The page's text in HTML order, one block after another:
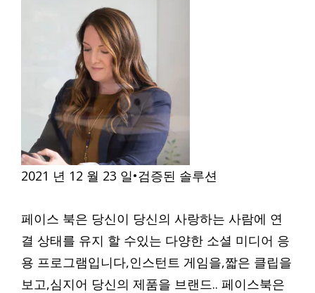
2021 년 12 월 23 일•검증된 솔루션
페이스 북은 당신이 당신의 사랑하는 사람에 연
결 상태를 유지 할 수있는 다양한 소셜 미디어 응
용 프로그램입니다,인스턴트 게임을,짧은 클립을
보고,심지어 당신의 제품을 브랜드.. 페이스북은